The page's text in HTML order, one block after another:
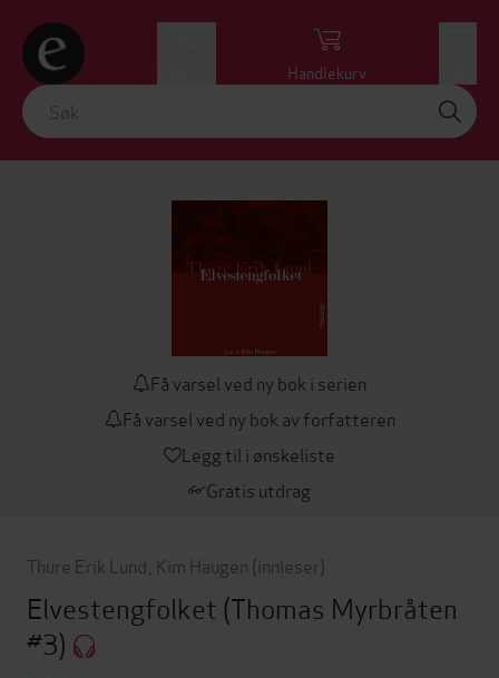
Handlekurv
Få varsel ved ny bok i serien
Få varsel ved ny bok av forfatteren
Legg til i ønskeliste
Gratis utdrag
Thure Erik Lund Kim Haugen (innleser)
Elvestengfolket (Thomas Myrbråten
#3)